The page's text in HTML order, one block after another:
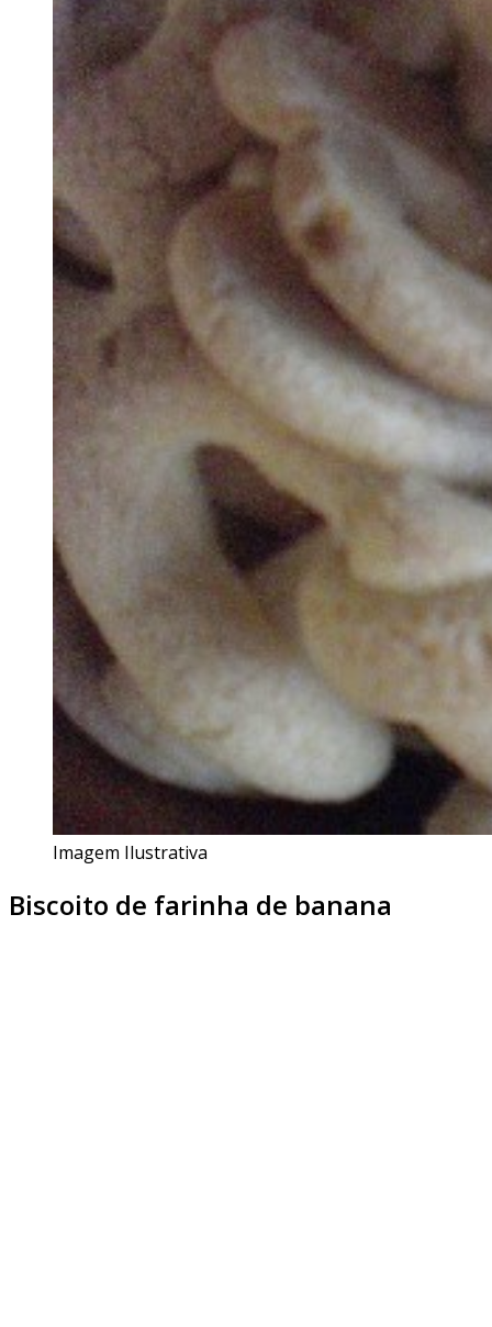
Imagem Ilustrativa
Biscoito de farinha de banana